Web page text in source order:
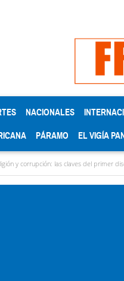
NACIONALES
PÁRAMO EL VIGÍA
las claves del primer discurso de De